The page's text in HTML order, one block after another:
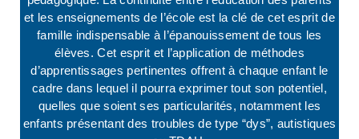
et les enseignements de l’école est la clé de cet esprit de
famille indispensable à l’épanouissement de tous les
élèves. Cet esprit et l’application de méthodes
d’apprentissages pertinentes offrent à chaque enfant le
cadre dans lequel il pourra exprimer tout son potentiel,
quelles que soient ses particularités, notamment les
enfants présentant des troubles de type “dys”, autistiques